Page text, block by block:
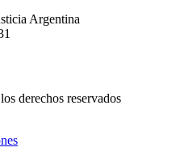
Argentina
derechos reservados